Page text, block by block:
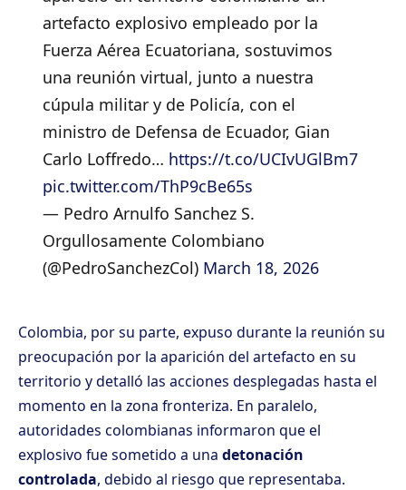
artefacto explosivo empleado por la
Fuerza Aérea Ecuatoriana, sostuvimos
una reunión virtual, junto a nuestra
cúpula militar y de Policía, con el
ministro de Defensa de Ecuador, Gian
Carlo Loffredo… https://t.co/UCIvUGlBm7
pic.twitter.com/ThP9cBe65s
— Pedro Arnulfo Sanchez S.
Orgullosamente Colombiano
(@PedroSanchezCol) March 18, 2026
Colombia, por su parte, expuso durante la reunión su
preocupación por la aparición del artefacto en su
territorio y detalló las acciones desplegadas hasta el
momento en la zona fronteriza. En paralelo,
autoridades colombianas informaron que el
explosivo fue sometido a una detonación
controlada, debido al riesgo que representaba.